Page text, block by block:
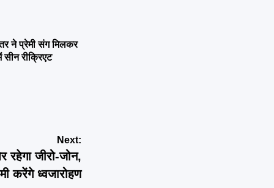
ने प्रेमी संग मिलकर
रीक्रिएट
Next:
रहेगा जीरो-जोन,
करेंगे ध्वजारोहण